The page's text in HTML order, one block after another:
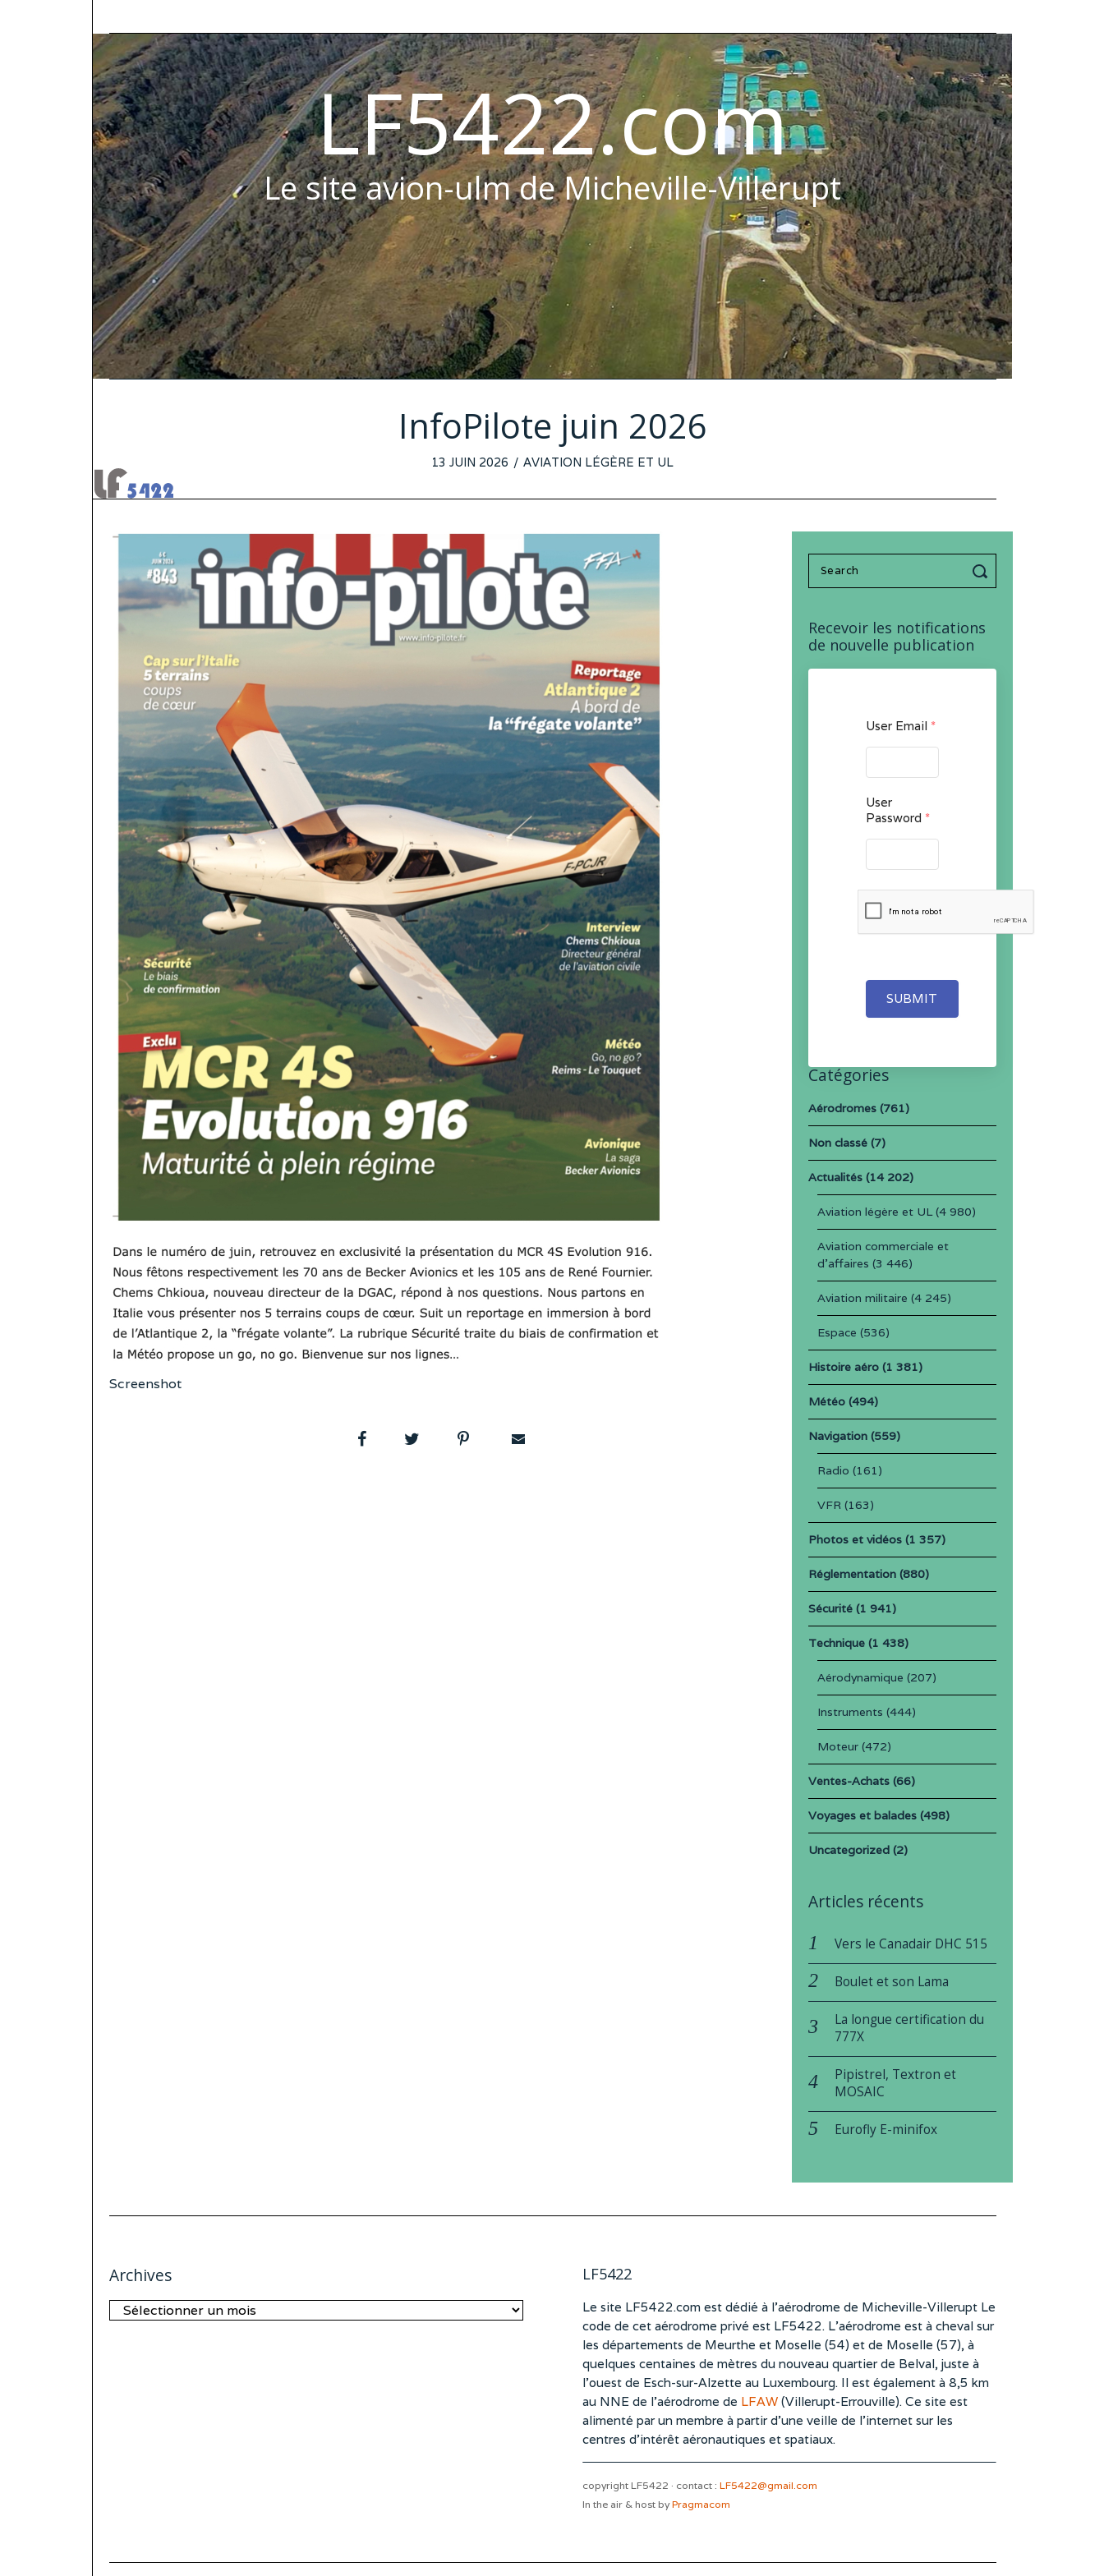
LF5422.com
Le site avion-ulm de Micheville-Villerupt
InfoPilote juin 2026
POSTED
13 JUIN 2026 8
2026
AVIATION LÉGÈRE ET UL
Screenshot
Search
for:
Recevoir les notifications
de nouvelle publication
User Email *
User
Password *
SUBMIT
Catégories
Aérodromes(761)
Non classé(7)
Actualités(14 202)
Aviation légère et UL(4 980)
Aviation commerciale et
d'affaires (3 446)
Aviation militaire (4 245)
Espace (536)
Histoire aéro(1 381)
Météo(494)
Navigation(559)
Radio (161)
VFR (163)
Photos et vidéos(1 357)
Réglementation(880)
Sécurité(1 941)
Technique(1 438)
Aérodynamique (207)
Instruments (444)
Moteur(472)
Ventes-Achats(66)
Voyages et balades(498)
Uncategorized(2)
Articles récents
Vers le Canadair DHC 515
Boulet et son Lama
La longue certification du
777X
Pipistrel, Textron et
MOSAIC
Eurofly E-minifox
Archives
Archives
LF5422
Le site LF5422.com est dédié à l’aérodrome de Micheville-Villerupt Le
code de cet aérodrome privé est LF5422. L’aérodrome est à cheval sur
les départements de Meurthe et Moselle (54) et de Moselle (57), à
quelques centaines de mètres du nouveau quartier de Belval, juste à
l’ouest de Esch-sur-Alzette au Luxembourg. Il est également à 8,5 km
au NNE de l’aérodrome de LFAW(Villerupt-Errouville). Ce site est
alimenté par un membre à partir d’une veille de l’internet sur les
centres d’intérêt aéronautiques et spatiaux.
copyright LF5422 · contact : LF5422@gmail.com
In the air & host byPragmacom